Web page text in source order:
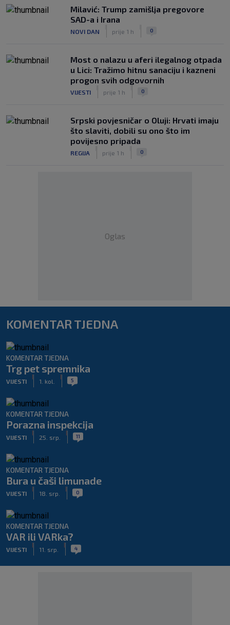
Milavić: Trump zamišlja pregovore
SAD-a i Irana
NOVI DAN prije 1 h 0
Most o nalazu u aferi ilegalnog otpada
u Lici: Tražimo hitnu sanaciju i kazneni
progon svih odgovornih
VIJESTI prije 1 h 0
Srpski povjesničar o Oluji: Hrvati imaju
što slaviti, dobili su ono što im
povijesno pripada
REGIJA prije 1 h 0
Oglas
KOMENTAR TJEDNA
KOMENTAR TJEDNA
Trg pet spremnika
VIJESTI 1. kol. 5
KOMENTAR TJEDNA
Porazna inspekcija
VIJESTI 25. srp. 11
KOMENTAR TJEDNA
Bura u čaši limunade
VIJESTI 18. srp. 0
KOMENTAR TJEDNA
VAR ili VARka?
VIJESTI 11. srp. 4